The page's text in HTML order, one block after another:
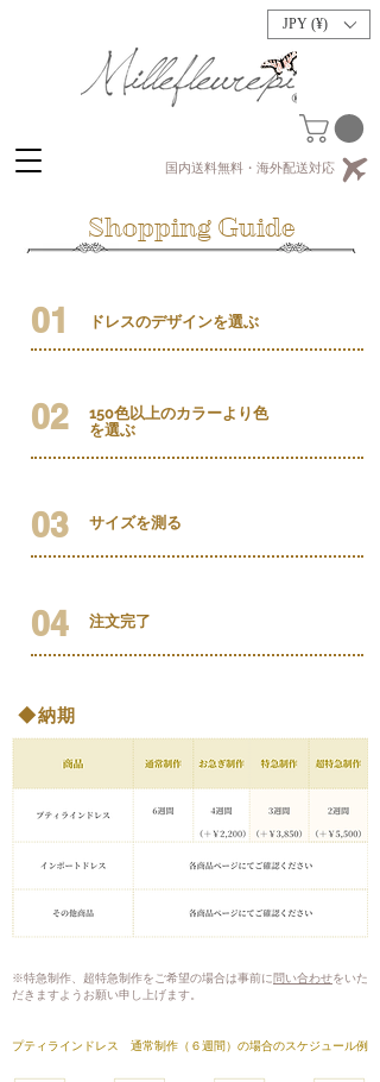
JPY (¥)
国内送料無料・海外配送対応
Shopping Guide
01 ドレスのデザインを選ぶ
02
150色以上のカラーより色
を選ぶ
03 ​サイズを測る
04 ​注文完了
◆納期
​※特急制作、超特急制作をご希望の場合は事前に問い合わせをいた
だきますようお願い申し上げます。
プティラインドレス 通常制作（６週間）の場合のスケジュール例